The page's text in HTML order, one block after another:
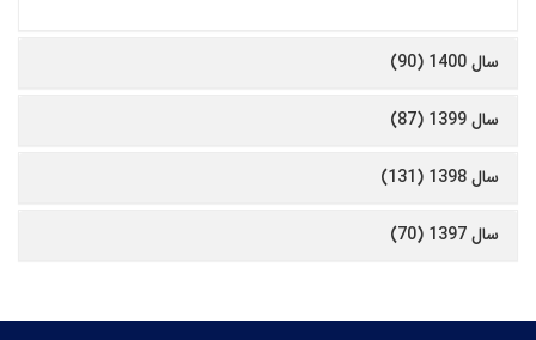
سال 1400 (90)
سال 1399 (87)
سال 1398 (131)
سال 1397 (70)